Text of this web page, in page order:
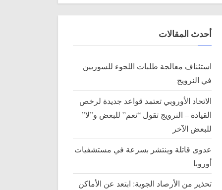
أحدث المقالات
استئناف معالجة طلبات اللجوء للسوريين
في النرويج
الاتحاد الأوروبي تعتمد قواعد جديدة لرخص
القيادة – النرويج تقول “نعم” للبعض و”لا”
للبعض الآخر
عدوى قاتلة وينتشر بسرعة في مستشفيات
أوروبا
تحذير من الأرصاد الجوية: ابتعد عن الأماكن